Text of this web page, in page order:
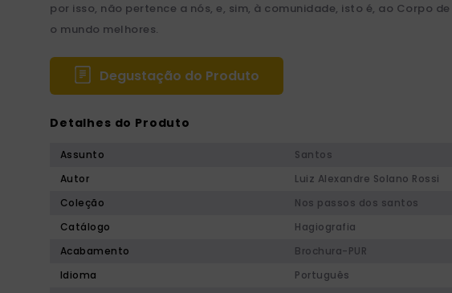
por isso, não pertence a nós, e, sim, à comunidade, isto é, ao Corpo
o mundo melhores.
Degustação do Produto
Detalhes do Produto
Assunto
Santos
Autor
Luiz Alexandre Solano Rossi
Coleção
Nos passos dos santos
Catálogo
Hagiografia
Acabamento
Brochura-PUR
Idioma
Português